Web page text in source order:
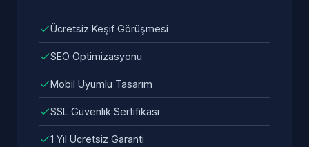
Ücretsiz Keşif Görüşmesi
SEO Optimizasyonu
Mobil Uyumlu Tasarım
SSL Güvenlik Sertifikası
1 Yıl Ücretsiz Garanti